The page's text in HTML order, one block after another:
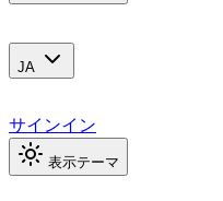
JA
サインイン
表示テーマ